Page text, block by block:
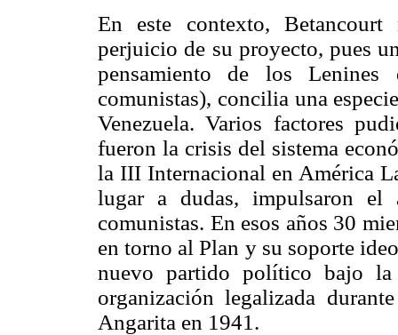
En este contexto, Betancourt
perjuicio de su proyecto, pues
pensamiento de los
comunistas), concilia una
Venezuela. Varios factores
fueron la crisis del sistema
la III Internacional en América
lugar a dudas, impulsaron el
comunistas. En esos años 30
en torno al Plan y su soporte
nuevo partido político bajo la
organización legalizada
Angarita en 1941.